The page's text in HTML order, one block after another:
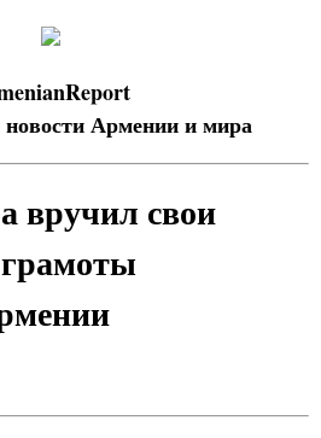
Армении и мира
вручил свои